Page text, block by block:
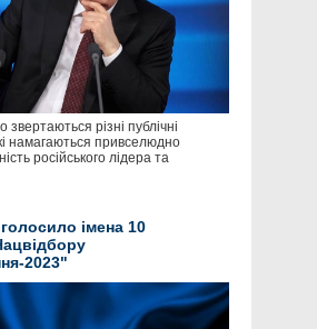
звертаються різні публічні
намагаються привселюдно
російського лідера та
імена 10
2023"